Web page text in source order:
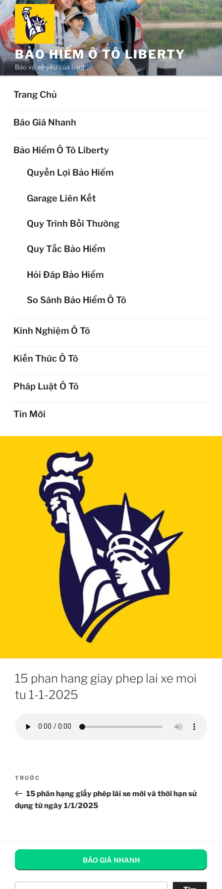
Chuyển
đến
phần
nội
dungBẢO HIỂM Ô TÔ LIBERTY
Bảo vệ xế yêu của bạn!
Trang Chủ
Báo Giá Nhanh
Bảo Hiểm Ô Tô Liberty
Quyền Lợi Bảo Hiểm
Garage Liên Kết
Quy Trình Bồi Thường
Quy Tắc Bảo Hiểm
Hỏi Đáp Bảo Hiểm
So Sánh Bảo Hiểm Ô Tô
Kinh Nghiệm Ô Tô
Kiến Thức Ô Tô
Pháp Luật Ô Tô
Tin Mới
15 phan hang giay phep lai xe moi
tu 1-1-2025
Điều
bài
Bài
cũ
hơn
TRƯỚC
15 phân hạng giấy phép lái xe mới và thời hạn sử
dụng từ ngày 1/1/2025
BÁO GIÁ NHANH